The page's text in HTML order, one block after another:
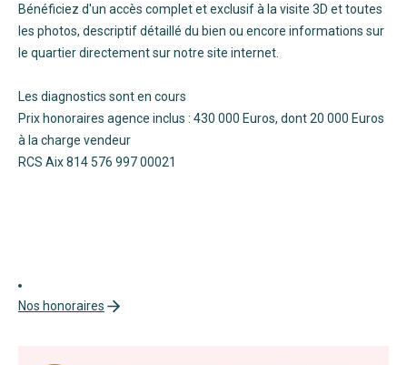
Bénéficiez d'un accès complet et exclusif à la visite 3D et toutes
les photos, descriptif détaillé du bien ou encore informations sur
le quartier directement sur notre site internet.
Les diagnostics sont en cours
Prix honoraires agence inclus : 430 000 Euros, dont 20 000 Euros
à la charge vendeur
RCS Aix 814 576 997 00021
Nos honoraires